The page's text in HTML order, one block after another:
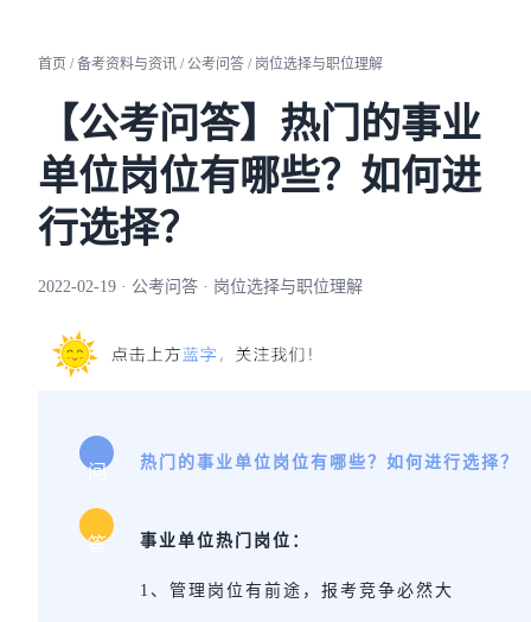
首页 / 备考资料与资讯 / 公考问答 / 岗位选择与职位理解
【公考问答】热门的事业
单位岗位有哪些？如何进
行选择？
2022-02-19 · 公考问答 · 岗位选择与职位理解
问 热门的事业单位岗位有哪些？如何进行选择？
答 事业单位热门岗位：
1、管理岗位有前途，报考竞争必然大